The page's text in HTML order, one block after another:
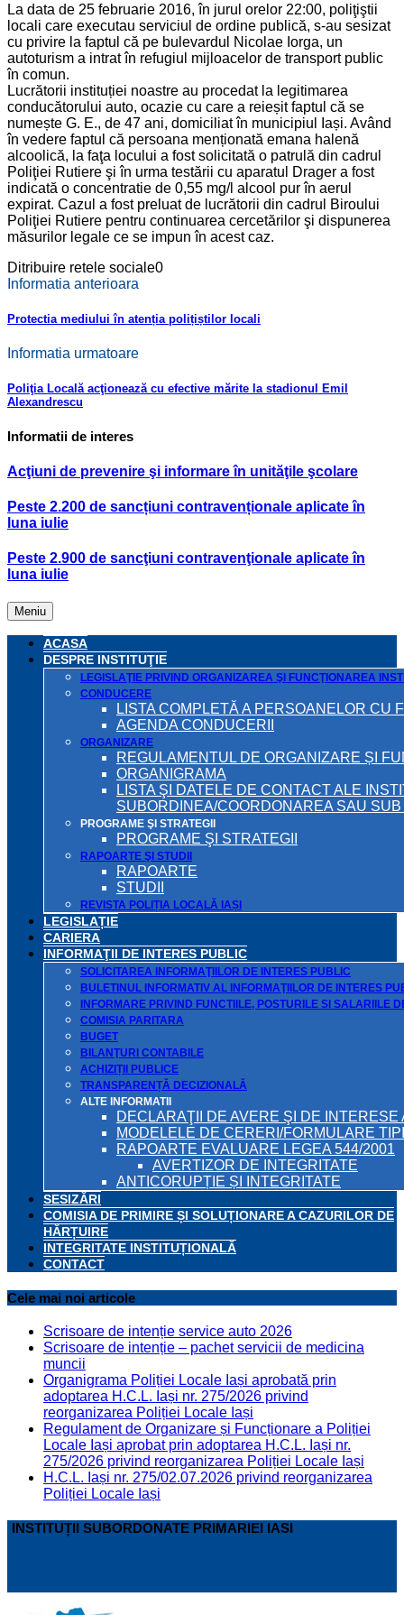
La data de 25 februarie 2016, în jurul orelor 22:00, poliţiştii
locali care executau serviciul de ordine publică, s-au sesizat
cu privire la faptul că pe bulevardul Nicolae Iorga, un
autoturism a intrat în refugiul mijloacelor de transport public
în comun.
Lucrătorii instituției noastre au procedat la legitimarea
conducătorului auto, ocazie cu care a reieșit faptul că se
numește G. E., de 47 ani, domiciliat în municipiul Iași. Având
în vedere faptul că persoana menționată emana halenă
alcoolică, la faţa locului a fost solicitată o patrulă din cadrul
Poliţiei Rutiere şi în urma testării cu aparatul Drager a fost
indicată o concentratie de 0,55 mg/l alcool pur în aerul
expirat. Cazul a fost preluat de lucrătorii din cadrul Biroului
Poliţiei Rutiere pentru continuarea cercetărilor şi dispunerea
măsurilor legale ce se impun în acest caz.
Ditribuire retele sociale0
Informatia anterioara
Protectia mediului în atenția polițiștilor locali
Informatia urmatoare
Poliţia Locală acţionează cu efective mărite la stadionul Emil
Alexandrescu
Informatii de interes
Acţiuni de prevenire şi informare în unităţile şcolare
Peste 2.200 de sancțiuni contravenționale aplicate în
luna iulie
Peste 2.900 de sancţiuni contravenţionale aplicate în
luna iulie
Meniu
ACASA
DESPRE INSTITUŢIE
LEGISLAŢIE PRIVIND ORGANIZAREA ŞI FUNCŢIONAREA
CONDUCERE
LISTA COMPLETĂ A PERSOANELOR CU
AGENDA CONDUCERII
ORGANIZARE
REGULAMENTUL DE ORGANIZARE ȘI
ORGANIGRAMA
LISTA ŞI DATELE DE CONTACT ALE
SUBORDINEA/COORDONAREA SAU
PROGRAME ŞI STRATEGII
PROGRAME ŞI STRATEGII
RAPOARTE ŞI STUDII
RAPOARTE
STUDII
REVISTA POLIȚIA LOCALĂ IAȘI
LEGISLAȚIE
CARIERA
INFORMAŢII DE INTERES PUBLIC
SOLICITAREA INFORMAŢIILOR DE INTERES PUBLIC
BULETINUL INFORMATIV AL INFORMAŢIILOR DE INTERES
INFORMARE PRIVIND FUNCTIILE, POSTURILE SI
COMISIA PARITARA
BUGET
BILANŢURI CONTABILE
ACHIZIȚII PUBLICE
TRANSPARENȚĂ DECIZIONALĂ
ALTE INFORMATII
DECLARAŢII DE AVERE ŞI DE
MODELELE DE CERERI/FORMULARE
RAPOARTE EVALUARE LEGEA 544/2001
AVERTIZOR DE INTEGRITATE
ANTICORUPȚIE ȘI INTEGRITATE
SESIZĂRI
COMISIA DE PRIMIRE ȘI SOLUȚIONARE A CAZURILOR DE
HĂRȚUIRE
INTEGRITATE INSTITUȚIONALĂ
CONTACT
Cele mai noi articole
Scrisoare de intenție service auto 2026
Scrisoare de intenție – pachet servicii de medicina
muncii
Organigrama Poliției Locale Iași aprobată prin
adoptarea H.C.L. Iași nr. 275/2026 privind
reorganizarea Poliției Locale Iași
Regulament de Organizare și Funcționare a Poliției
Locale Iași aprobat prin adoptarea H.C.L. Iași nr.
275/2026 privind reorganizarea Poliției Locale Iași
H.C.L. Iași nr. 275/02.07.2026 privind reorganizarea
Poliției Locale Iași
INSTITUȚII SUBORDONATE PRIMARIEI IASI